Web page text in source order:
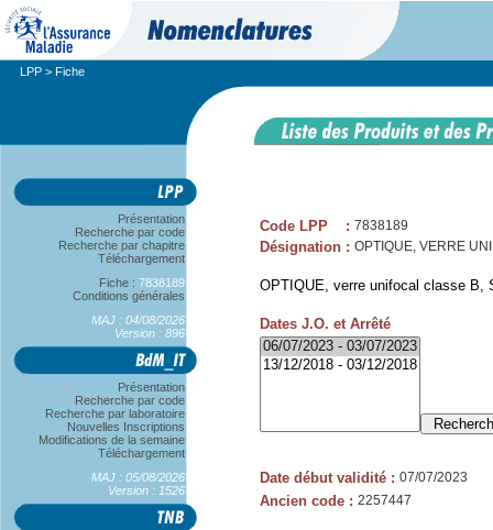
LPP > Fiche
Présentation
Recherche par code
Recherche par chapitre
Téléchargement
Fiche : 7838189
Conditions générales
MAJ : 04/08/2026
Version : 896
Présentation
Recherche par code
Recherche par laboratoire
Nouvelles Inscriptions
Modifications de la semaine
Téléchargement
MAJ : 05/08/2026
Version : 1526
Code LPP : 7838189
Désignation : OPTIQUE, VERRE
OPTIQUE, verre unifocal classe B,
Dates J.O. et Arrêté
Date début validité : 07/07/2023
Ancien code : 2257447